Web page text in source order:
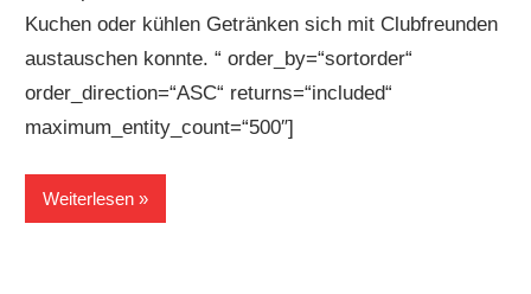
Kuchen oder kühlen Getränken sich mit Clubfreunden
austauschen konnte. “ order_by=“sortorder“
order_direction=“ASC“ returns=“included“
maximum_entity_count=“500″]
Weiterlesen